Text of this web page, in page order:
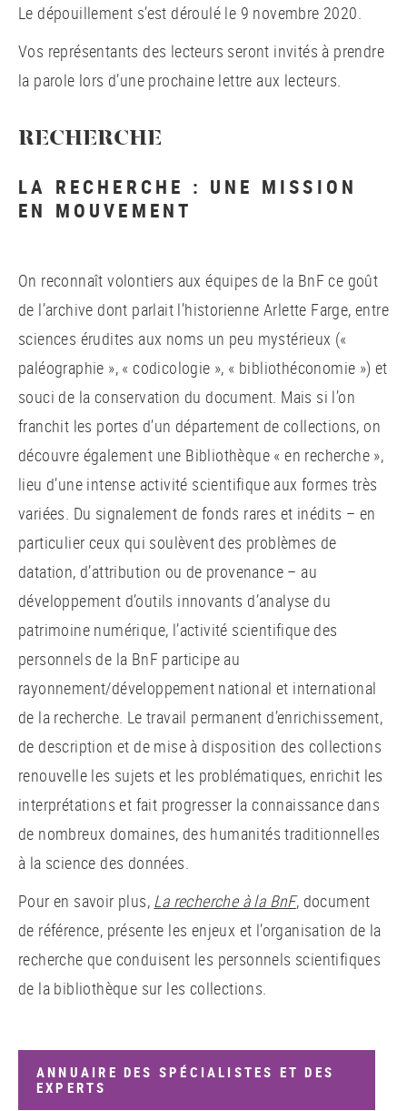
Le dépouillement s’est déroulé le 9 novembre 2020.
Vos représentants des lecteurs seront invités à prendre
la parole lors d’une prochaine lettre aux lecteurs.
RECHERCHE
LA RECHERCHE : UNE MISSION
EN MOUVEMENT
On reconnaît volontiers aux équipes de la BnF ce goût
de l’archive dont parlait l’historienne Arlette Farge, entre
sciences érudites aux noms un peu mystérieux («
paléographie », « codicologie », « bibliothéconomie ») et
souci de la conservation du document. Mais si l’on
franchit les portes d’un département de collections, on
découvre également une Bibliothèque « en recherche »,
lieu d’une intense activité scientifique aux formes très
variées. Du signalement de fonds rares et inédits – en
particulier ceux qui soulèvent des problèmes de
datation, d’attribution ou de provenance – au
développement d’outils innovants d’analyse du
patrimoine numérique, l’activité scientifique des
personnels de la BnF participe au
rayonnement/développement national et international
de la recherche. Le travail permanent d’enrichissement,
de description et de mise à disposition des collections
renouvelle les sujets et les problématiques, enrichit les
interprétations et fait progresser la connaissance dans
de nombreux domaines, des humanités traditionnelles
à la science des données.
Pour en savoir plus, La recherche à la BnF, document
de référence, présente les enjeux et l’organisation de la
recherche que conduisent les personnels scientifiques
de la bibliothèque sur les collections.
ANNUAIRE DES SPÉCIALISTES ET DES
EXPERTS